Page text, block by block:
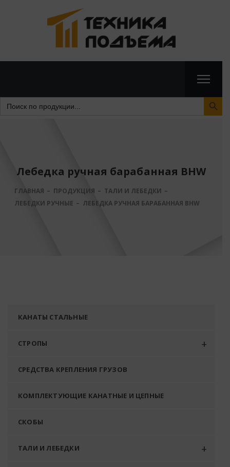
Search
for:
Search Button
Лебедка ручная барабанная BHW
ГЛАВНАЯ ПРОДУКЦИЯ
ТАЛИ И ЛЕБЕДКИ
ЛЕБЕДКИ РУЧНЫЕ
ЛЕБЕДКА РУЧНАЯ БАРАБАННАЯ BHW
КАНАТЫ СТАЛЬНЫЕ
СТРОПЫ
СРЕДСТВА КРЕПЛЕНИЯ ГРУЗОВ
КОМПЛЕКТУЮЩИЕ КАНАТНЫЕ И ЦЕПНЫЕ
СКОБЫ
ТАЛИ И ЛЕБЕДКИ